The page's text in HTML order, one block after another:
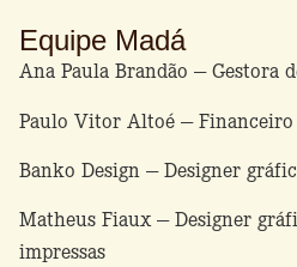
Equipe Madá
Ana Paula Brandão — Gestora
Paulo Vitor Altoé —
Banko Design — Designer
Matheus Fiaux — Designer
impressas